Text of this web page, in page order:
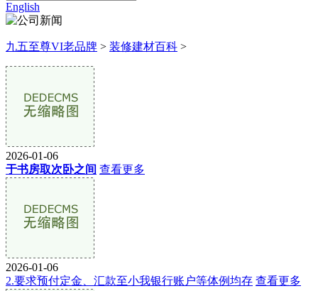
English
九五至尊VI老品牌 > 装修建材百科 >
2026-01-06
于书房取次卧之间 查看更多
2026-01-06
2.要求预付定金、汇款至小我银行账户等体例均存 查看更多